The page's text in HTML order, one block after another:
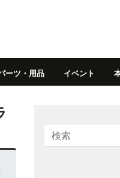
ーツ・用品 イベント